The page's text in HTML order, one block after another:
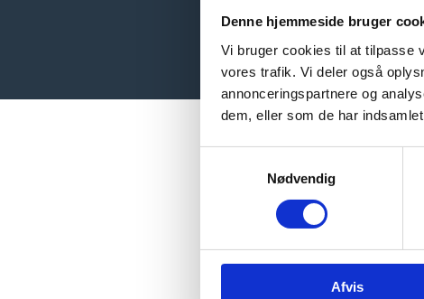
Denne hjemmeside bruger
Vi bruger cookies til at tilpasse
vores trafik. Vi deler også
annonceringspartnere og
dem, eller som de har
Nødvendig
Afvis